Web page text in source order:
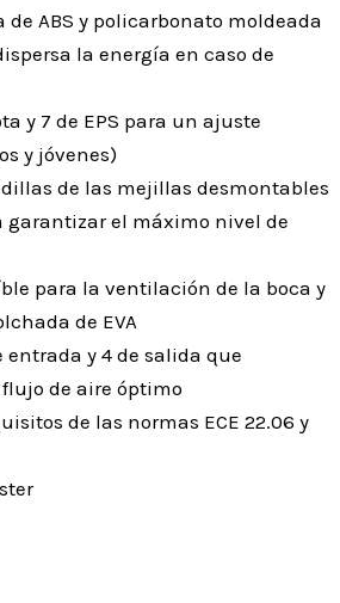
de ABS y policarbonato moldeada
la energía en caso de
y 7 de EPS para un ajuste
y jóvenes)
de las mejillas desmontables
garantizar el máximo nivel de
para la ventilación de la boca y
de EVA
entrada y 4 de salida que
de aire óptimo
de las normas ECE 22.06 y